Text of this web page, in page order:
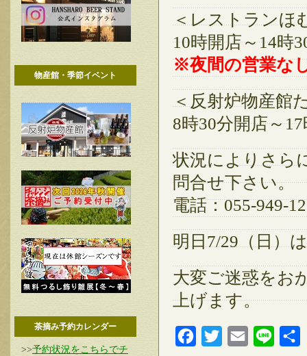
物産館・季節イベント
茶摘み予約カレンダー
>>予約状況をこちらでチ
＜レストランほ
10時開店～14時
※夜間の営業な
＜反射炉物産館
8時30分開店～
状況によりさら
問合せ下さい。
電話：055-949-
明日7/29（日）
大変ご迷惑をお
上げます。
FacebookTwitter Email Line